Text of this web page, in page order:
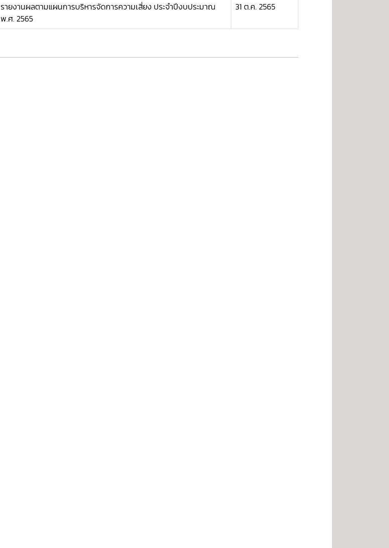
รายงานผลตามแผนการบริหารจัดการความเสี่ยง ประจำปีงบประมาณ
พ.ศ. 2565
31 ต.ค. 2565